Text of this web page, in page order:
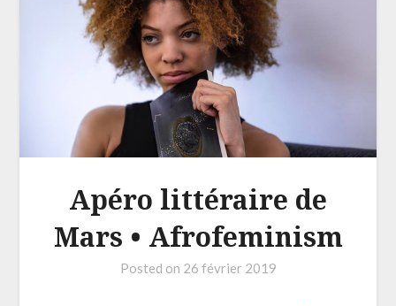
Apéro littéraire de
Mars • Afrofeminism
Posted on 26 février 2019